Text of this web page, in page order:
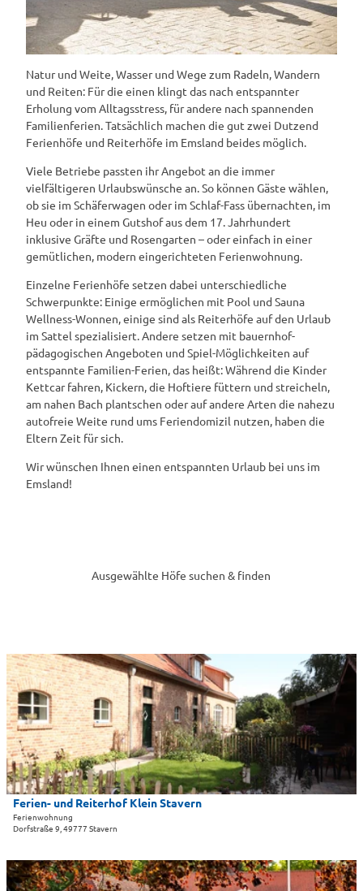
Natur und Weite, Wasser und Wege zum Radeln, Wandern
und Reiten: Für die einen klingt das nach entspannter
Erholung vom Alltagsstress, für andere nach spannenden
Familienferien. Tatsächlich machen die gut zwei Dutzend
Ferienhöfe und Reiterhöfe im Emsland beides möglich.
Viele Betriebe passten ihr Angebot an die immer
vielfältigeren Urlaubswünsche an. So können Gäste wählen,
ob sie im Schäferwagen oder im Schlaf-Fass übernachten, im
Heu oder in einem Gutshof aus dem 17. Jahrhundert
inklusive Gräfte und Rosengarten – oder einfach in einer
gemütlichen, modern eingerichteten Ferienwohnung.
Einzelne Ferienhöfe setzen dabei unterschiedliche
Schwerpunkte: Einige ermöglichen mit Pool und Sauna
Wellness-Wonnen, einige sind als Reiterhöfe auf den Urlaub
im Sattel spezialisiert. Andere setzen mit bauernhof-
pädagogischen Angeboten und Spiel-Möglichkeiten auf
entspannte Familien-Ferien, das heißt: Während die Kinder
Kettcar fahren, Kickern, die Hoftiere füttern und streicheln,
am nahen Bach plantschen oder auf andere Arten die nahezu
autofreie Weite rund ums Feriendomizil nutzen, haben die
Eltern Zeit für sich.
Wir wünschen Ihnen einen entspannten Urlaub bei uns im
Emsland!
Ausgewählte Höfe suchen & finden
D
e
t
a
i
l
s
e
i
F
e
Ferien- und Reiterhof Klein Stavern
Ferienwohnung
Dorfstraße 9, 49777 Stavern
D
e